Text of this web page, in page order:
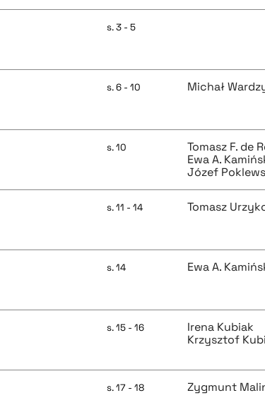
s. 3 - 5
s. 6 - 10 Michał
s. 10
Tomasz F. de
Ewa A.
Józef
s. 11 - 14 Tomasz
s. 14 Ewa A.
s. 15 - 16
Irena Kubiak
Krzysztof
s. 17 - 18 Zygmunt